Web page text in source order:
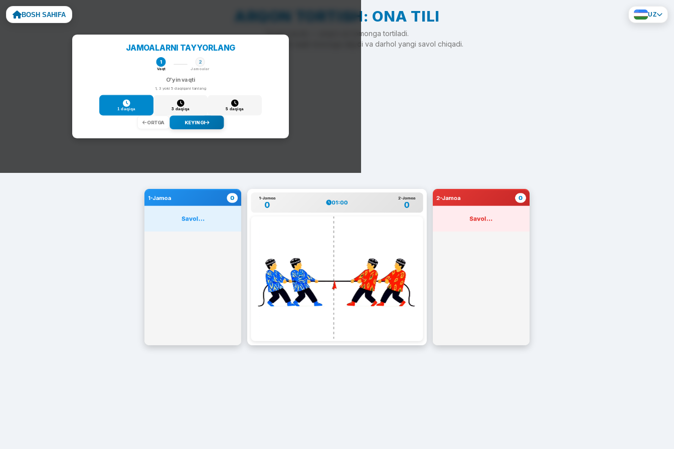
BOSH SAHIFA UZ
ARQON TORTISH: ONA TILI
To'g'ri javob — arqon siz tomonga tortiladi.
Noto'g'ri javob — arqon raqib tomonga siljiydi va darhol yangi savol chiqadi.
JAMOALARNI TAYYORLANG
1
Vaqt
2
Jamoalar
O'yin vaqti
1, 3 yoki 5 daqiqani tanlang
1 daqiqa 3 daqiqa 5 daqiqa
ORTGA KEYINGI
1-Jamoa 0
Savol...
1-Jamoa
0 01:00
2-Jamoa
0
2-Jamoa 0
Savol...